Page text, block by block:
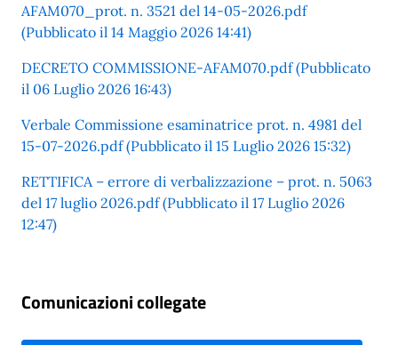
AFAM070_prot. n. 3521 del 14-05-2026.pdf
(Pubblicato il 14 Maggio 2026 14:41)
DECRETO COMMISSIONE-AFAM070.pdf (Pubblicato
il 06 Luglio 2026 16:43)
Verbale Commissione esaminatrice prot. n. 4981 del
15-07-2026.pdf (Pubblicato il 15 Luglio 2026 15:32)
RETTIFICA – errore di verbalizzazione – prot. n. 5063
del 17 luglio 2026.pdf (Pubblicato il 17 Luglio 2026
12:47)
Comunicazioni collegate